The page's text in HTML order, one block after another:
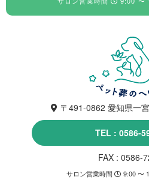
〒491-0862 愛知県一
TEL : 0586-
FAX : 0586-
サロン営業時間 9:00 〜